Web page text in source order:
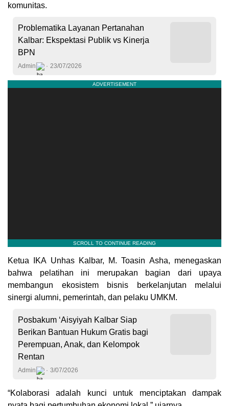
komunitas.
Problematika Layanan Pertanahan
Kalbar: Ekspektasi Publik vs Kinerja
BPN
Admin 23/07/2026
Ketua IKA Unhas Kalbar, M. Toasin Asha, menegaskan
bahwa pelatihan ini merupakan bagian dari upaya
membangun ekosistem bisnis berkelanjutan melalui
sinergi alumni, pemerintah, dan pelaku UMKM.
Posbakum ‘Aisyiyah Kalbar Siap
Berikan Bantuan Hukum Gratis bagi
Perempuan, Anak, dan Kelompok
Rentan
Admin 3/07/2026
“Kolaborasi adalah kunci untuk menciptakan dampak